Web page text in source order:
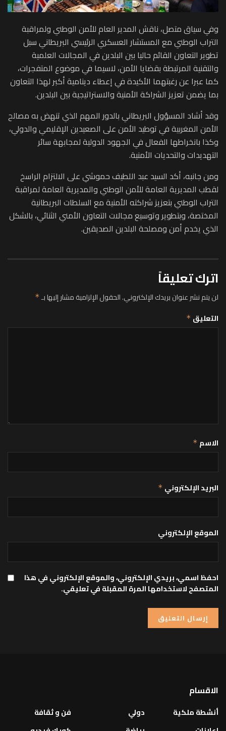
وفي سياق متصل، ناقش المدير العام للأمن الوطني ولمراقبة
التراب الوطني مع المستشار العسكري الرئيسي البريطاني سبل
تطوير التعاون القائم حاليا بين البلدين في المجالات العلمية
والتقنية المرتبطة بقضايا الأمن، لاسيما في موضوع المتفجرات،
كما عبرا عن رغبتهما الأكيدة في إعطاء دينامية أكبر لهذا التعاون
بما يضمن تعزيز الشراكة الأمنية والاستراتيجية بين البلدين.
وقد أشاد المسؤول البريطاني بالدور المهم الذي تنهض به مصالح
الأمن المغربية في توطيد الأمن على الصعيدين الإقليمي والدولي،
وكذا بانخراطها الفعال في الجهود الدولية لمجابهة سائر
التهديدات والتحديات الأمنية.
ومن جانبه، أكد السيد عبد اللطيف حموشي على الالتزام الراسخ
لقطب المديرية العامة للأمن الوطني والمديرية العامة لمراقبة
التراب الوطني بتعزيز شراكته الأمنية مع السلطات البريطانية
المختصة، وبتطوير وتوسيع مجالات التعاون الأمني الثنائي، بالشكل
الذي يخدم أمن ومصلحة البلدين الصديقين.
اترك تعليقاً
لن يتم نشر عنوان بريدك الإلكتروني.الحقول الإلزامية مشار إليها بـ*
التعليق *
الاسم *
البريد الإلكتروني *
الموقع الإلكتروني
احفظ اسمي، بريدي الإلكتروني، والموقع الإلكتروني في هذا
المتصفح لاستخدامها المرة المقبلة في تعليقي.
الاقسام
أنشطة ملكية
دولي
فن و ثقافة